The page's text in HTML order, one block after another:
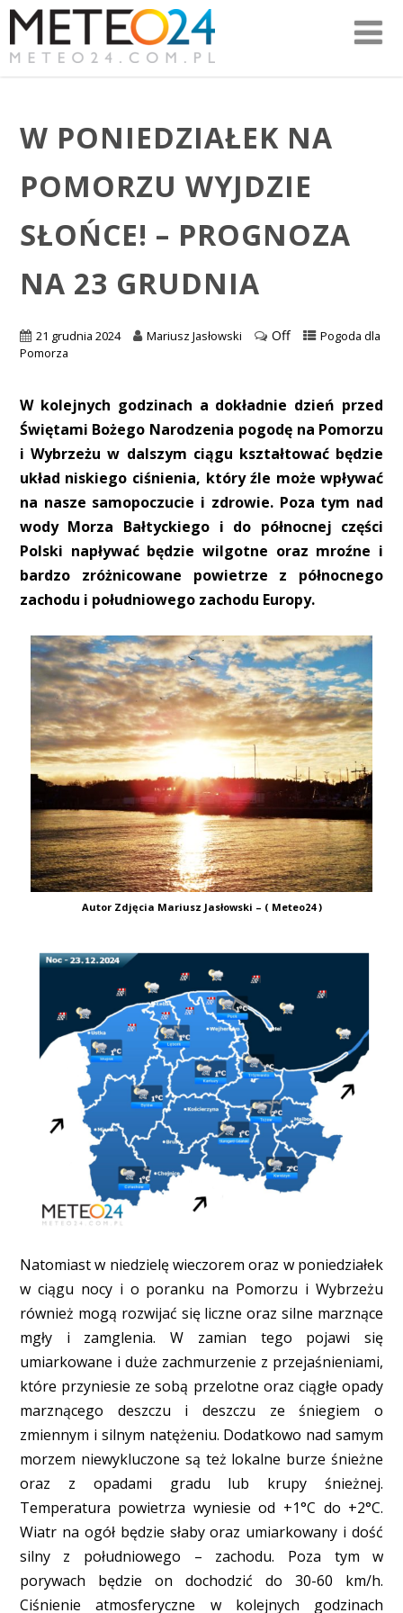
W PONIEDZIAŁEK NA
POMORZU WYJDZIE
SŁOŃCE! – PROGNOZA
NA 23 GRUDNIA
21 grudnia 2024 Mariusz Jasłowski Off
Pogoda dla
Pomorza
W kolejnych godzinach a dokładnie dzień przed
Świętami Bożego Narodzenia pogodę na Pomorzu
i Wybrzeżu w dalszym ciągu kształtować będzie
układ niskiego ciśnienia, który źle może wpływać
na nasze samopoczucie i zdrowie. Poza tym nad
wody Morza Bałtyckiego i do północnej części
Polski napływać będzie wilgotne oraz mroźne i
bardzo zróżnicowane powietrze z północnego
zachodu i południowego zachodu Europy.
Autor Zdjęcia Mariusz Jasłowski – ( Meteo24 )
Natomiast w niedzielę wieczorem oraz w poniedziałek
w ciągu nocy i o poranku na Pomorzu i Wybrzeżu
również mogą rozwijać się liczne oraz silne marznące
mgły i zamglenia. W zamian tego pojawi się
umiarkowane i duże zachmurzenie z przejaśnieniami,
które przyniesie ze sobą przelotne oraz ciągłe opady
marznącego deszczu i deszczu ze śniegiem o
zmiennym i silnym natężeniu. Dodatkowo nad samym
morzem niewykluczone są też lokalne burze śnieżne
oraz z opadami gradu lub krupy śnieżnej.
Temperatura powietrza wyniesie od +1°C do +2°C.
Wiatr na ogół będzie słaby oraz umiarkowany i dość
silny z południowego – zachodu. Poza tym w
porywach będzie on dochodzić do 30-60 km/h.
Ciśnienie atmosferyczne w kolejnych godzinach